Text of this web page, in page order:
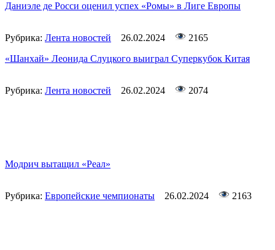
Даниэле де Росси оценил успех «Ромы» в Лиге Европы
Рубрика: Лента новостей 26.02.2024
2165
«Шанхай» Леонида Слуцкого выиграл Суперкубок Китая
Рубрика: Лента новостей 26.02.2024 2074
Модрич вытащил «Реал»
Рубрика: Европейские чемпионаты 26.02.2024 2163